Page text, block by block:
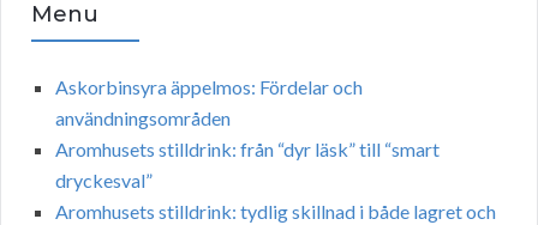
Menu
Askorbinsyra äppelmos: Fördelar och
användningsområden
Aromhusets stilldrink: från “dyr läsk” till “smart
dryckesval”
Aromhusets stilldrink: tydlig skillnad i både lagret och